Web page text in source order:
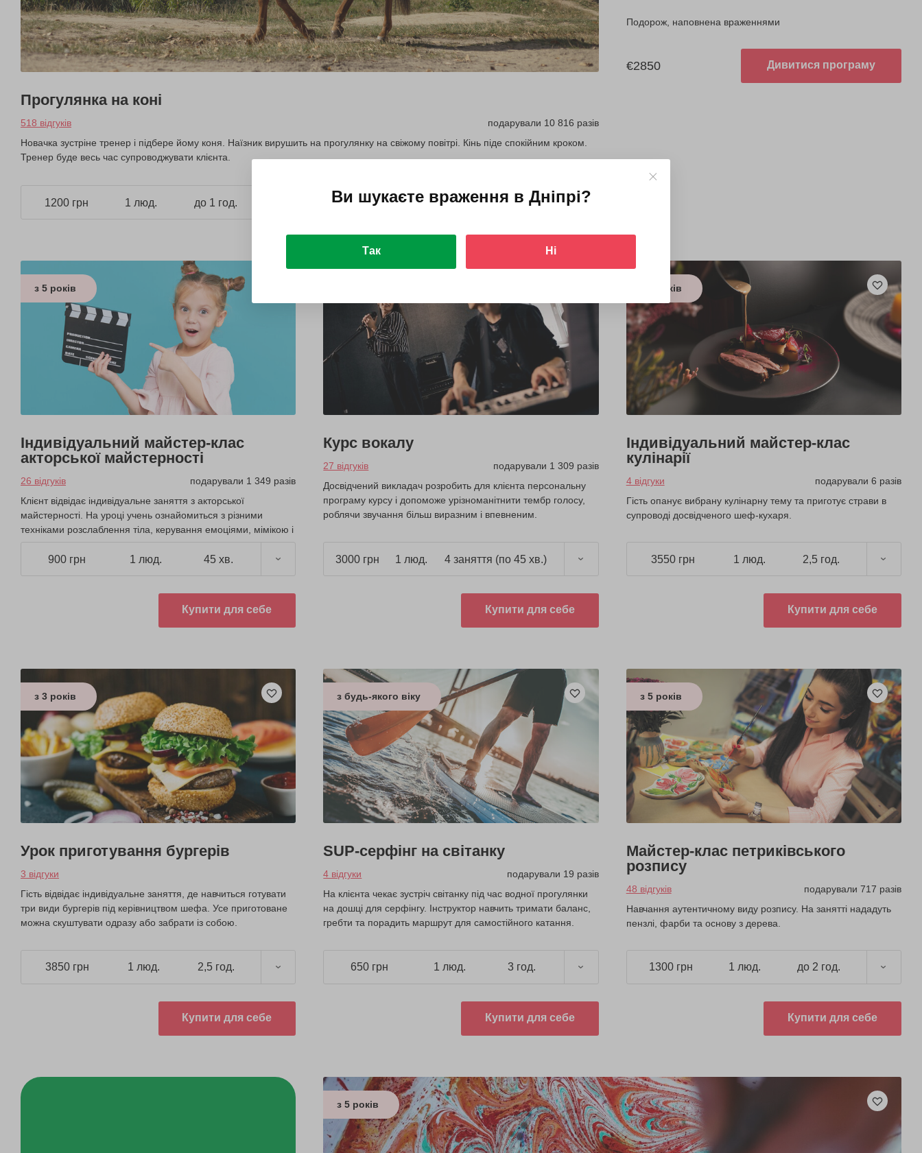
Прогулянка на коні
518 відгуків
подарували 10 816 разів
Новачка зустріне тренер і підбере йому коня. Наїзник вирушить на прогулянку на свіжому повітрі. Кінь піде спокійним кроком.
Тренер буде весь час супроводжувати клієнта.
1200 грн 1 люд. до 1 год. Купити для себе
Подорож, наповнена враженнями
€2850 Дивитися програму
з 5 років
Індивідуальний майстер-клас
акторської майстерності
26 відгуків
подарували 1 349 разів
Клієнт відвідає індивідуальне заняття з акторської
майстерності. На уроці учень ознайомиться з різними
техніками розслаблення тіла, керування емоціями, мімікою і
900 грн 1 люд. 45 хв.
Купити для себе
Курс вокалу
27 відгуків
подарували 1 309 разів
Досвідчений викладач розробить для клієнта персональну
програму курсу і допоможе урізноманітнити тембр голосу,
роблячи звучання більш виразним і впевненим.
3000 грн 1 люд. 4 заняття (по 45 хв.)
Купити для себе
з 3 років
Індивідуальний майстер-клас
кулінарії
4 відгуки
подарували 6 разів
Гість опанує вибрану кулінарну тему та приготує страви в
супроводі досвідченого шеф-кухаря.
3550 грн 1 люд. 2,5 год.
Купити для себе
з 3 років
Урок приготування бургерів
3 відгуки
Гість відвідає індивідуальне заняття, де навчиться готувати
три види бургерів під керівництвом шефа. Усе приготоване
можна скуштувати одразу або забрати із собою.
3850 грн 1 люд. 2,5 год.
Купити для себе
з будь-якого віку
SUP-серфінг на світанку
4 відгуки
подарували 19 разів
На клієнта чекає зустріч світанку під час водної прогулянки
на дошці для серфінгу. Інструктор навчить тримати баланс,
гребти та порадить маршрут для самостійного катання.
650 грн 1 люд. 3 год.
Купити для себе
з 5 років
Майстер-клас петриківського
розпису
48 відгуків
подарували 717 разів
Навчання аутентичному виду розпису. На занятті нададуть
пензлі, фарби та основу з дерева.
1300 грн 1 люд. до 2 год.
Купити для себе
з 5 років
Ви шукаєте враження в Дніпрі?
Так Ні